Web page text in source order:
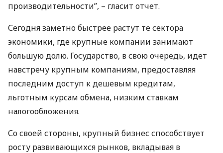
производительности”, – гласит отчет.
Сегодня заметно быстрее растут те сектора
экономики, где крупные компании занимают
большую долю. Государство, в свою очередь, идет
навстречу крупным компаниям, предоставляя
последним доступ к дешевым кредитам,
льготным курсам обмена, низким ставкам
налогообложения.
Со своей стороны, крупный бизнес способствует
росту развивающихся рынков, вкладывая в